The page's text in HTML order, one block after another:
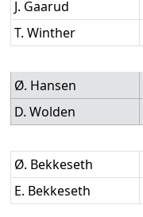
J. Gaarud
T. Winther
Ø. Hansen
D. Wolden
Ø. Bekkeseth
E. Bekkeseth